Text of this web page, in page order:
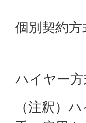
個別契約方
ハイヤー方
（注釈）